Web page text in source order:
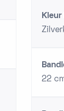
Kleur
22